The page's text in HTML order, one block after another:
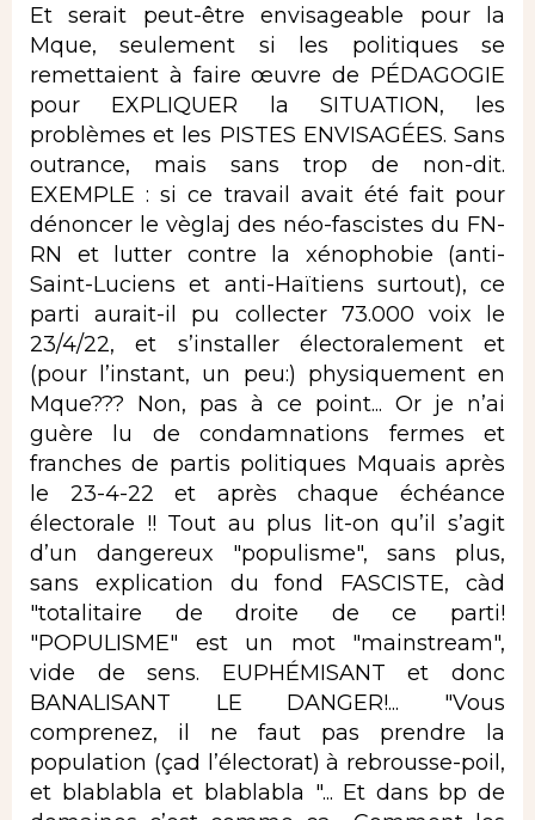
Et serait peut-être envisageable pour la
Mque, seulement si les politiques se
remettaient à faire œuvre de PÉDAGOGIE
pour EXPLIQUER la SITUATION, les
problèmes et les PISTES ENVISAGÉES. Sans
outrance, mais sans trop de non-dit.
EXEMPLE : si ce travail avait été fait pour
dénoncer le vèglaj des néo-fascistes du FN-
RN et lutter contre la xénophobie (anti-
Saint-Luciens et anti-Haïtiens surtout), ce
parti aurait-il pu collecter 73.000 voix le
23/4/22, et s’installer électoralement et
(pour l’instant, un peu:) physiquement en
Mque??? Non, pas à ce point... Or je n’ai
guère lu de condamnations fermes et
franches de partis politiques Mquais après
le 23-4-22 et après chaque échéance
électorale !! Tout au plus lit-on qu’il s’agit
d’un dangereux "populisme", sans plus,
sans explication du fond FASCISTE, càd
"totalitaire de droite de ce parti!
"POPULISME" est un mot "mainstream",
vide de sens. EUPHÉMISANT et donc
BANALISANT LE DANGER!... "Vous
comprenez, il ne faut pas prendre la
population (çad l’électorat) à rebrousse-poil,
et blablabla et blablabla "... Et dans bp de